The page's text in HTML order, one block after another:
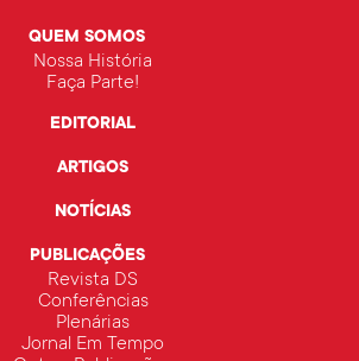
QUEM SOMOS
Nossa História
Faça Parte!
EDITORIAL
ARTIGOS
NOTÍCIAS
PUBLICAÇÕES
Revista DS
Conferências
Plenárias
Jornal Em Tempo